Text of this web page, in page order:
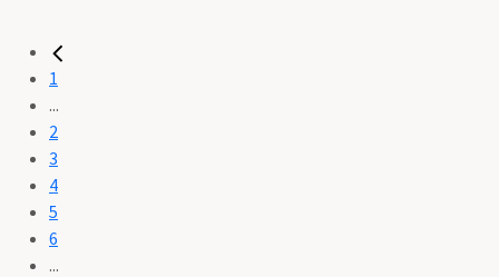
1
...
2
3
4
5
6
...